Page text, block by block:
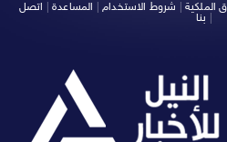
الملكية شروط الاستخدام المساعدة
اتصل
بنا